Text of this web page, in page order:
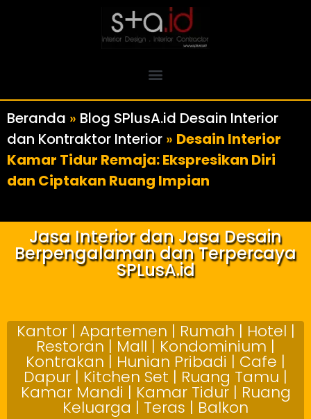
Beranda » Blog SPlusA.id Desain Interior
dan Kontraktor Interior » Desain Interior
Kamar Tidur Remaja: Ekspresikan Diri
dan Ciptakan Ruang Impian
Jasa Interior dan Jasa Desain
Berpengalaman dan Terpercaya
SPLusA.id
Kantor | Apartemen | Rumah | Hotel |
Restoran | Mall | Kondominium |
Kontrakan | Hunian Pribadi | Cafe |
Dapur | Kitchen Set | Ruang Tamu |
Kamar Mandi | Kamar Tidur | Ruang
Keluarga | Teras | Balkon